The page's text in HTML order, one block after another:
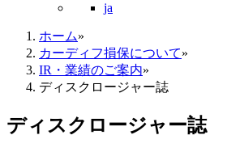
ja
ホーム»
カーディフ損保について»
IR・業績のご案内»
ディスクロージャー誌
ディスクロージャー誌